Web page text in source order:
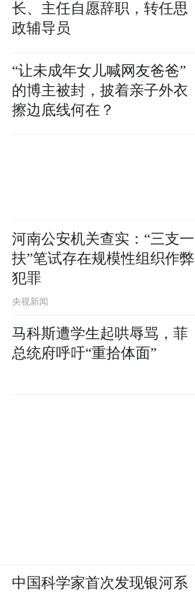
长、主任自愿辞职，转任思
政辅导员
“让未成年女儿喊网友爸爸”
的博主被封，披着亲子外衣
擦边底线何在？
河南公安机关查实：“三支一
扶”笔试存在规模性组织作弊
犯罪
央视新闻
马科斯遭学生起哄辱骂，菲
总统府呼吁“重拾体面”
中国科学家首次发现银河系